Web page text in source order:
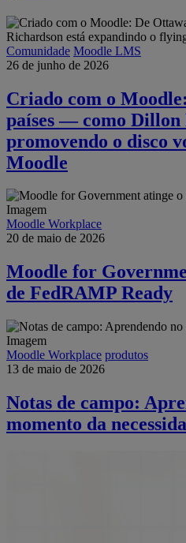
Comunidade Moodle LMS
26 de junho de 2026
Criado com o
países — como Dillon
promovendo o disco
Moodle
Moodle Workplace
20 de maio de 2026
Moodle for
de FedRAMP Ready
Moodle Workplace produtos
13 de maio de 2026
Notas de campo:
momento da